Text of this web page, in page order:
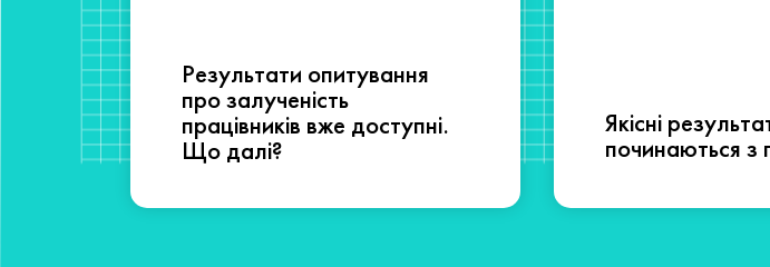
Результати опитування
про залученість
працівників вже доступні.
Що далі?
Якісні
починаються з